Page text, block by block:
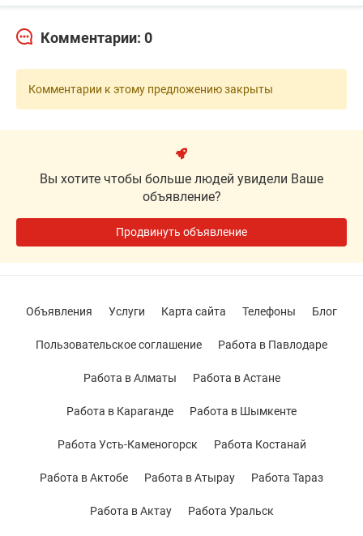
Комментарии: 0
Комментарии к этому предложению закрыты
Вы хотите чтобы больше людей увидели Ваше
объявление?
Продвинуть объявление
Объявления Услуги Карта сайта Телефоны Блог
Пользовательское соглашение Работа в Павлодаре
Работа в Алматы Работа в Астане
Работа в Караганде Работа в Шымкенте
Работа Усть-Каменогорск Работа Костанай
Работа в Актобе Работа в Атырау Работа Тараз
Работа в Актау Работа Уральск